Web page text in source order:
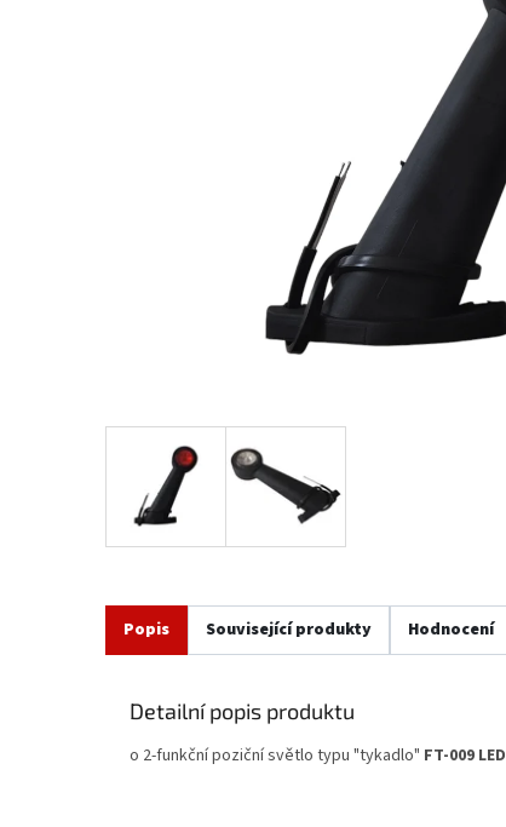
Popis Související produkty Hodnocení
Detailní popis produktu
o 2-funkční poziční světlo typu "tykadlo" FT-009 LED